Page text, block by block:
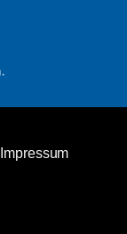
Impressum